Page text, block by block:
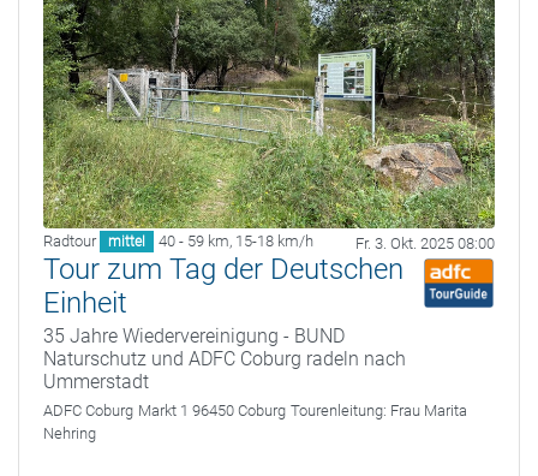
Radtour mittel 40 - 59 km, 15-18 km/h Fr. 3. Okt. 2025 08:00
Tour zum Tag der Deutschen
Einheit
35 Jahre Wiedervereinigung - BUND
Naturschutz und ADFC Coburg radeln nach
Ummerstadt
ADFC Coburg Markt 1 96450 Coburg Tourenleitung: Frau Marita
Nehring